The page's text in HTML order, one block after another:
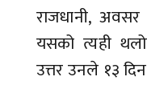
राजधानी, अवसर
यसको त्यही
उत्तर उनले १३